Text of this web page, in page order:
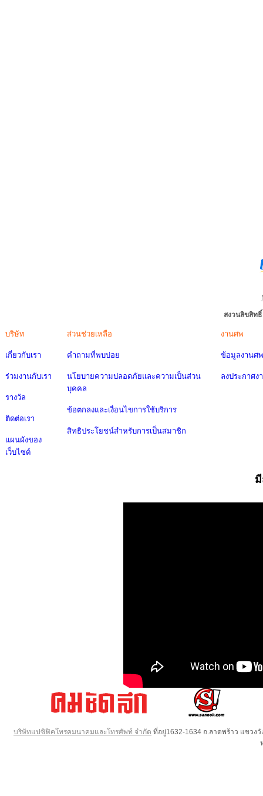
สงวนลิขสิท
บริษัท
เกี่ยวกับเรา
ร่วมงานกับเรา
รางวัล
ติดต่อเรา
แผนผังของ
เว็บไซต์
ส่วนช่วยเหลือ
คำถามที่พบบ่อย
นโยบายความปลอดภัยและความเป็นส่วน
บุคคล
ข้อตกลงและเงื่อนไขการใช้บริการ
สิทธิประโยชน์สำหรับการเป็นสมาชิก
งานศพ
ข้อมูลงานศพ
ลงประกาศง
บริษัทแปซิฟิคโทรคมนาคมและโทรศัพท์ จำกัด ที่อยู่1632-1634 ถ.ลาดพร้าว แขวง